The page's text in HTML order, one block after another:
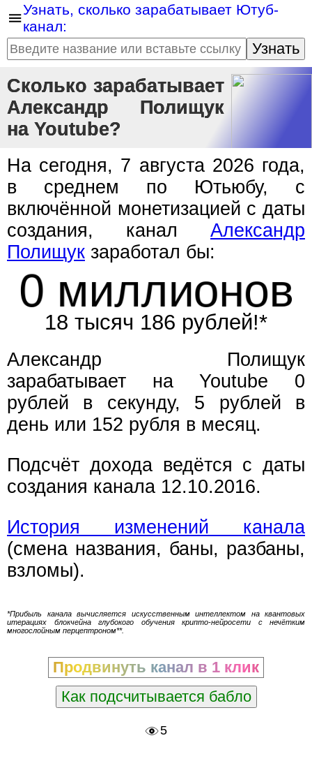
Узнать, сколько зарабатывает Ютуб-
канал:
Узнать
Сколько зарабатывает
Александр Полищук
на Youtube?
На сегодня, 7 августа 2026 года,
в среднем по Ютьюбу, с
включённой монетизацией с даты
создания, канал Александр
Полищук заработал бы:
0 миллионов
18 тысяч 186 рублей!*
Александр Полищук
зарабатывает на Youtube 0
рублей в секунду, 5 рублей в
день или 152 рубля в месяц.
Подсчёт дохода ведётся с даты
создания канала 12.10.2016.
История изменений канала
(смена названия, баны, разбаны,
взломы).
*Прибыль канала вычисляется искусственным интеллектом на квантовых
итерациях блокчейна глубокого обучения крипто-нейросети с нечётким
многослойным перцептроном**.
Продвинуть канал в 1 клик
Как подсчитывается бабло
5